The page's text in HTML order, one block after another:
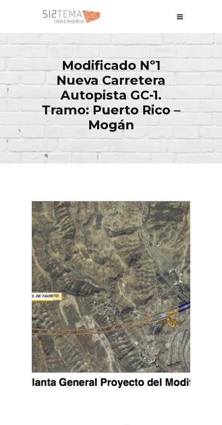
Modificado Nº1
Nueva Carretera
Autopista GC-1.
Tramo: Puerto Rico –
Mogán